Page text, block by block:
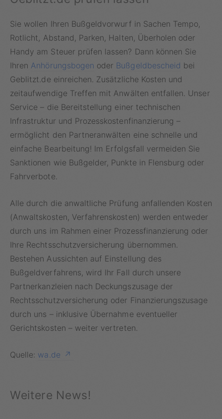
Sie wollen Ihren Bußgeldvorwurf in Sachen Tempo,
Rotlicht, Abstand, Parken, Halten, Überholen oder
Handy am Steuer prüfen lassen? Dann können Sie
Ihren Anhörungsbogen oder Bußgeldbescheid bei
Geblitzt.de einreichen. Zusätzliche Kosten und
zeitaufwendige Treffen mit Anwälten entfallen. Unser
Service – die Bereitstellung einer technischen
Infrastruktur und Prozesskostenfinanzierung –
ermöglicht den Partneranwälten eine schnelle und
einfache Bearbeitung! Im Erfolgsfall vermeiden Sie
Sanktionen wie Bußgelder, Punkte in Flensburg oder
Fahrverbote.
Alle durch die anwaltliche Prüfung anfallenden Kosten
(Anwaltskosten, Verfahrenskosten) werden entweder
durch uns im Rahmen einer Prozessfinanzierung oder
Ihre Rechtsschutzversicherung übernommen.
Bestehen Aussichten auf Einstellung des
Bußgeldverfahrens, wird Ihr Fall durch unsere
Partnerkanzleien nach Deckungszusage der
Rechtsschutzversicherung oder Finanzierungszusage
durch uns – inklusive Übernahme eventueller
Gerichtskosten – weiter vertreten.
Quelle: wa.de
Weitere News!